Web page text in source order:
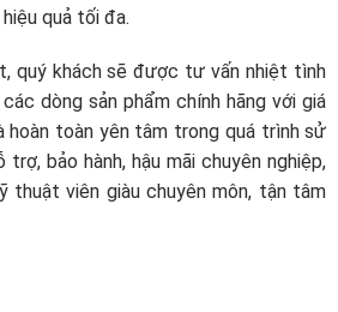
quả tối đa.
quý khách sẽ được tư vấn nhiệt tình
dòng sản phẩm chính hãng với giá
toàn yên tâm trong quá trình sử
trợ, bảo hành, hậu mãi chuyên nghiệp,
thuật viên giàu chuyên môn, tận tâm